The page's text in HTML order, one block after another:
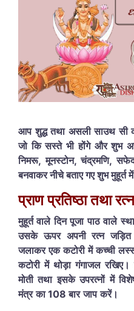
आप शुद्ध तथा असली साउथ सी
जो कि सस्ते भी होंगे और शुभ
निमरू, मूनस्टोन, चंद्रमणि,
बनवाकर नीचे बताए गए शुभ मुहूर्त
प्राण प्रतिष्ठा तथा रत्न
मुहूर्त वाले दिन पूजा पाठ वाले
उसके ऊपर अपनी रत्न जड़ित
जलाकर एक कटोरी में कच्ची
कटोरी में थोड़ा गंगाजल रखिए।
मोती तथा इसके उपरत्नों में
मंत्र का108बार जाप करें।